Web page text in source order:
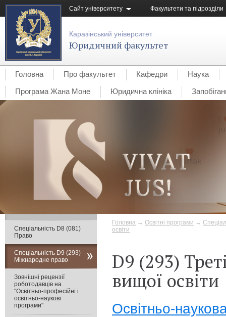
Сайт університету Факультети та підрозділи
Каразінський університет
Юридичний факультет
Головна Про факультет Кафедри
Наука
Програма Жана Моне
Юридична клініка
Головна → Освітні програми →
освіти
D9 (293)
вищої освіти
Освітньо-
Спеціальність D8 (081)
Право
Спеціальність D9 (293)
Міжнародне право
Зовнішні рецензії
роботодавців на
"Освітньо-професійні і
освітньо-наукові
програми"